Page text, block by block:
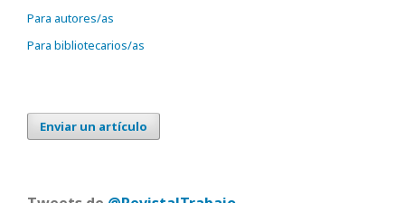
Para autores/as
Para bibliotecarios/as
Enviar un artículo